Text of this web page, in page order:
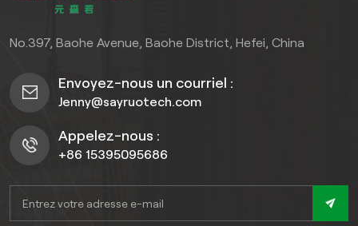
le luxe en extérieur.
No.397, Baohe Avenue, Baohe District, Hefei, China
Envoyez-nous un courriel :
Jenny@sayruotech.com
Appelez-nous :
+86 15395095686